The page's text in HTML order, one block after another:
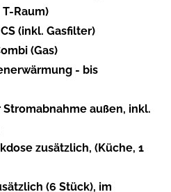
Raum)
(inkl. Gasfilter)
(Gas)
- bis
Stromabnahme außen, inkl.
zusätzlich, (Küche, 1
(6 Stück), im